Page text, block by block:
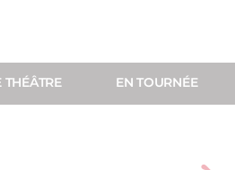
THÉÂTRE EN TOURNÉE